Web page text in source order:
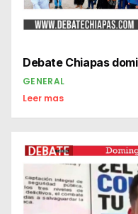
Debate Chiapas
GENERAL
Leer mas